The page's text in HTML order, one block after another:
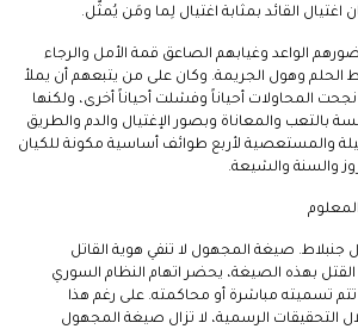
القائد بمثابة اغتيال لِما ومَن يُمثّل.
الواعد وغيابهم الصاعق قمة الأمل والرجاء
وهول الجريمة. وكان على من يتبعهم أن يملأ
نجحت المحاولات أحياناً وفشلت أحياناً أخرى، ولكنها
بالتعب والمعاناة وبصور الإغتيال والدم والطريق
والمستعصية لأربع طوائف أساسية مكونة للكيان
والسنة والشيعة.
اغتيل كمال جنبلاط. صيغة المجهول لا تنفي هوية القاتل
بهذه الصيغة، يحضر اتهام النظام السوري
تتم تسميته مباشرة أو محاكمته. على رغم هذا
التحقيقات الرسمية، لا تزال صيغة المجهول